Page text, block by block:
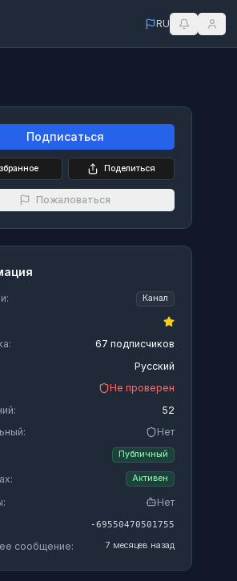
RU
Подписаться
Поделиться
Пожаловаться
Канал
67 подписчиков
Русский
Не проверен
52
Нет
Публичный
Активен
Нет
-69550470501755
сообщение: 7 месяцев назад